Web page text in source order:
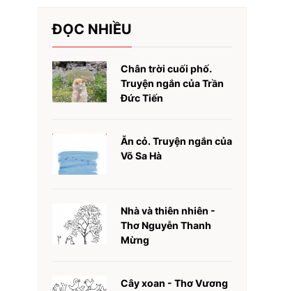
ĐỌC NHIỀU
Chân trời cuối phố.
Truyện ngắn của Trần
Đức Tiến
Ăn cỏ. Truyện ngắn của
Võ Sa Hà
Nhà và thiên nhiên -
Thơ Nguyễn Thanh
Mừng
Cây xoan - Thơ Vương